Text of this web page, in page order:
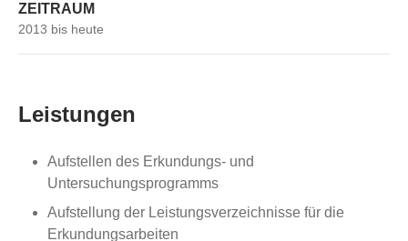
ZEITRAUM
2013 bis heute
Leistungen
Aufstellen des Erkundungs- und
Untersuchungsprogramms
Aufstellung der Leistungsverzeichnisse für die
Erkundungsarbeiten